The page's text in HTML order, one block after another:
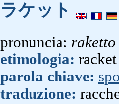
ラケット
pronuncia: raketto
etimologia:
parola chiave:
traduzione: